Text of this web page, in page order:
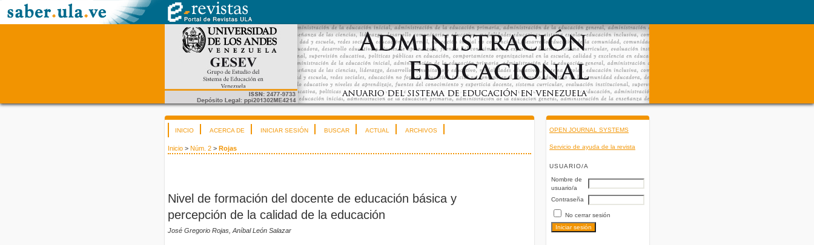
OPEN JOURNAL SYSTEMS
Servicio de ayuda de la revista
USUARIO/A
Nombre de
usuario/a
Contraseña
No cerrar sesión
INICIO ACERCA DE INICIAR SESIÓN BUSCAR ACTUAL ARCHIVOS
Inicio > Núm. 2 > Rojas
Nivel de formación del docente de educación básica y
percepción de la calidad de la educación
José Gregorio Rojas, Aníbal León Salazar